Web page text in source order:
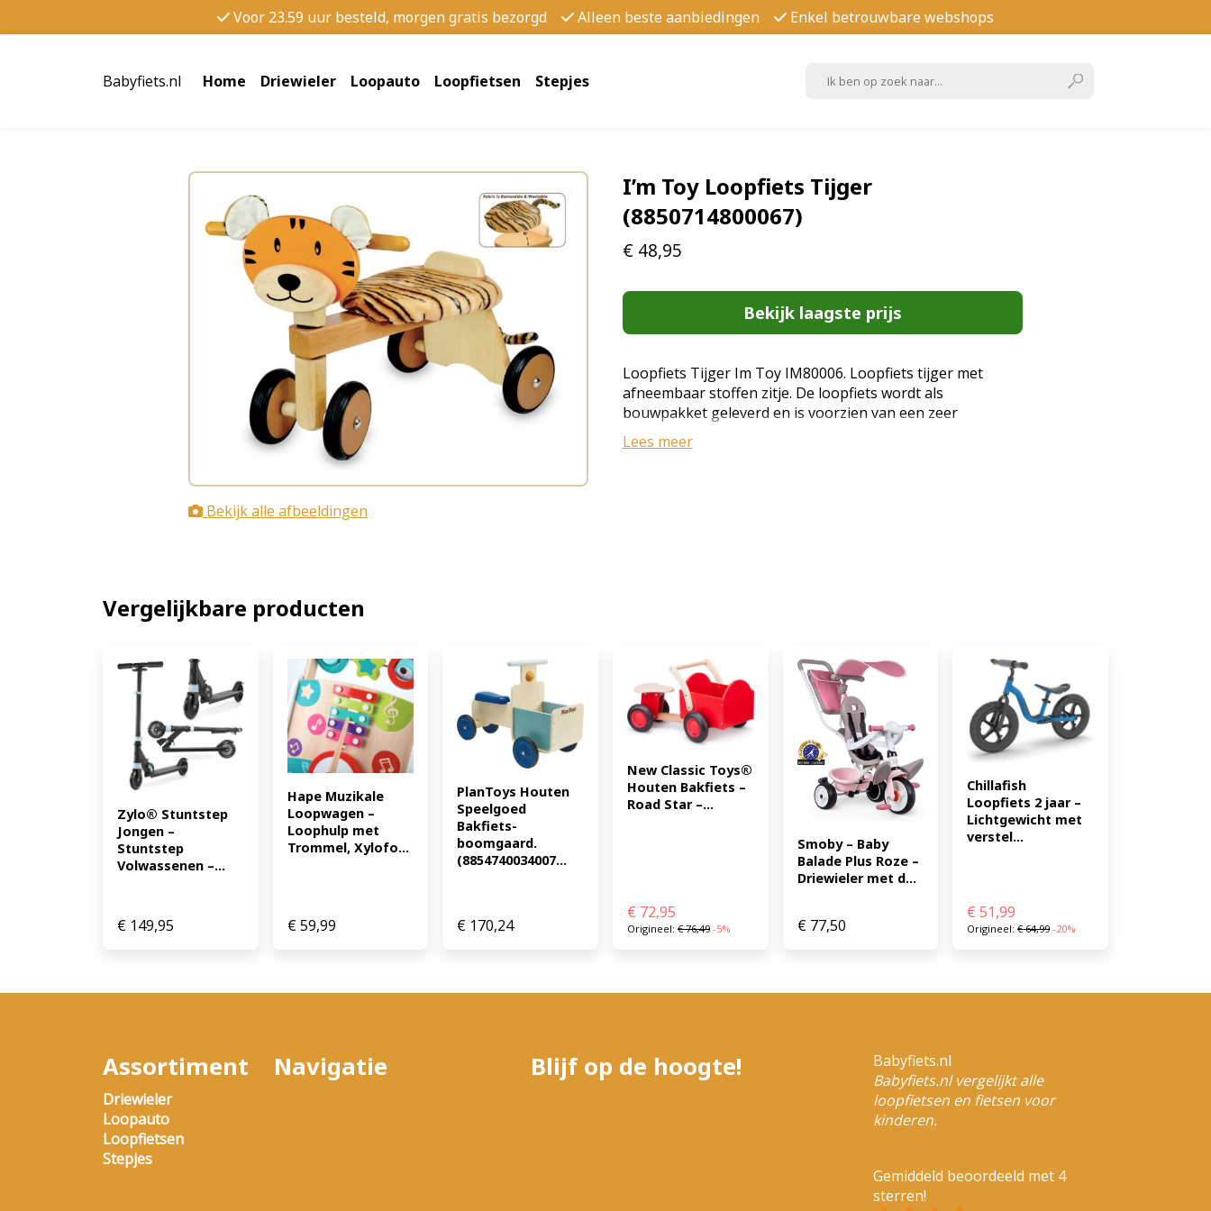
Voor 23.59 uur besteld, morgen gratis bezorgd Alleen beste aanbiedingen Enkel betrouwbare webshops
Babyfiets.nl Home Driewieler Loopauto Loopfietsen Stepjes
Bekijk alle afbeeldingen
I’m Toy Loopfiets Tijger
(8850714800067)
€ 48,95
Bekijk laagste prijs
Loopfiets Tijger Im Toy IM80006. Loopfiets tijger met
afneembaar stoffen zitje. De loopfiets wordt als
bouwpakket geleverd en is voorzien van een zeer
duidelijke instructie. Als loopfiets voor hummeltjes vanaf 19
maanden, maar vooraf ook te gebruiken als
Lees meer
Vergelijkbare producten
Zylo® Stuntstep
Jongen –
Stuntstep
Volwassenen –...
€ 149,95
Hape Muzikale
Loopwagen –
Loophulp met
Trommel, Xylofo...
€59,99
PlanToys Houten
Speelgoed
Bakfiets-
boomgaard.
(8854740034007...
€ 170,24
New Classic Toys®
Houten Bakfiets –
Road Star –...
€ 72,95
Origineel: €76,49 -5%
Smoby – Baby
Balade Plus Roze –
Driewieler met d...
€77,50
Chillafish
Loopfiets 2 jaar –
Lichtgewicht met
verstel...
€ 51,99
Origineel:€64,99 -20%
Assortiment
Driewieler
Loopauto
Loopfietsen
Stepjes
Navigatie Blijf op de hoogte!
Babyfiets.nl
Babyfiets.nl vergelijkt alle
loopfietsen en fietsen voor
kinderen.
Gemiddeld beoordeeld met 4
sterren!